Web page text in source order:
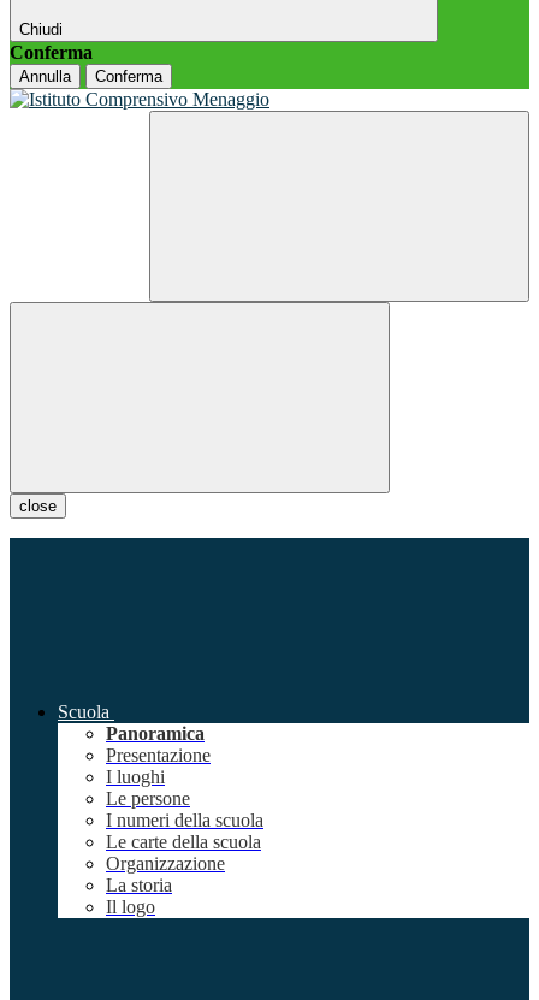
Chiudi
Conferma
Annulla Conferma
close
Scuola
Panoramica
Presentazione
I luoghi
Le persone
I numeri della scuola
Le carte della scuola
Organizzazione
La storia
Il logo